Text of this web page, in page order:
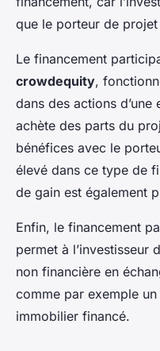
que le porteur de
Le financement
crowdequity,
dans des actions d’une
achète des parts du
bénéfices avec le
élevé dans ce type de
de gain est également
Enfin, le financement
permet à l’investisseur
non financière en
comme par exemple
immobilier financé.